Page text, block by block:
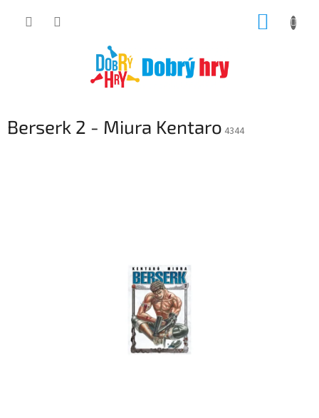
Berserk 2 - Miura Kentaro 4344